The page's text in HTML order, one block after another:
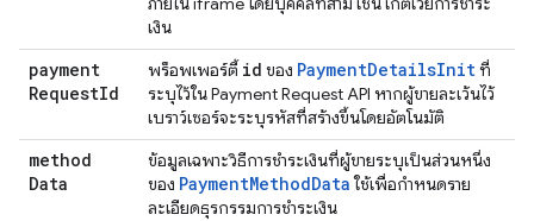
เงิน
payment
RequestId
พร็อพเพอร์ตี้ id ของ PaymentDetailsInitที่
ระบุไว้ใน Payment Request API หากผู้ขายละเว้นไว้
เบราว์เซอร์จะระบุรหัสที่สร้างขึ้นโดยอัตโนมัติ
method
Data
ข้อมูลเฉพาะวิธีการชำระเงินที่ผู้ขายระบุเป็นส่วนหนึ่ง
ของ PaymentMethodDataใช้เพื่อกำหนดราย
ละเอียดธุรกรรมการชำระเงิน